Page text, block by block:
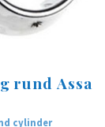
rund Assa
cylinder